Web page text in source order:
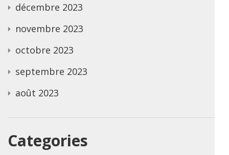
décembre 2023
novembre 2023
octobre 2023
septembre 2023
août 2023
Categories